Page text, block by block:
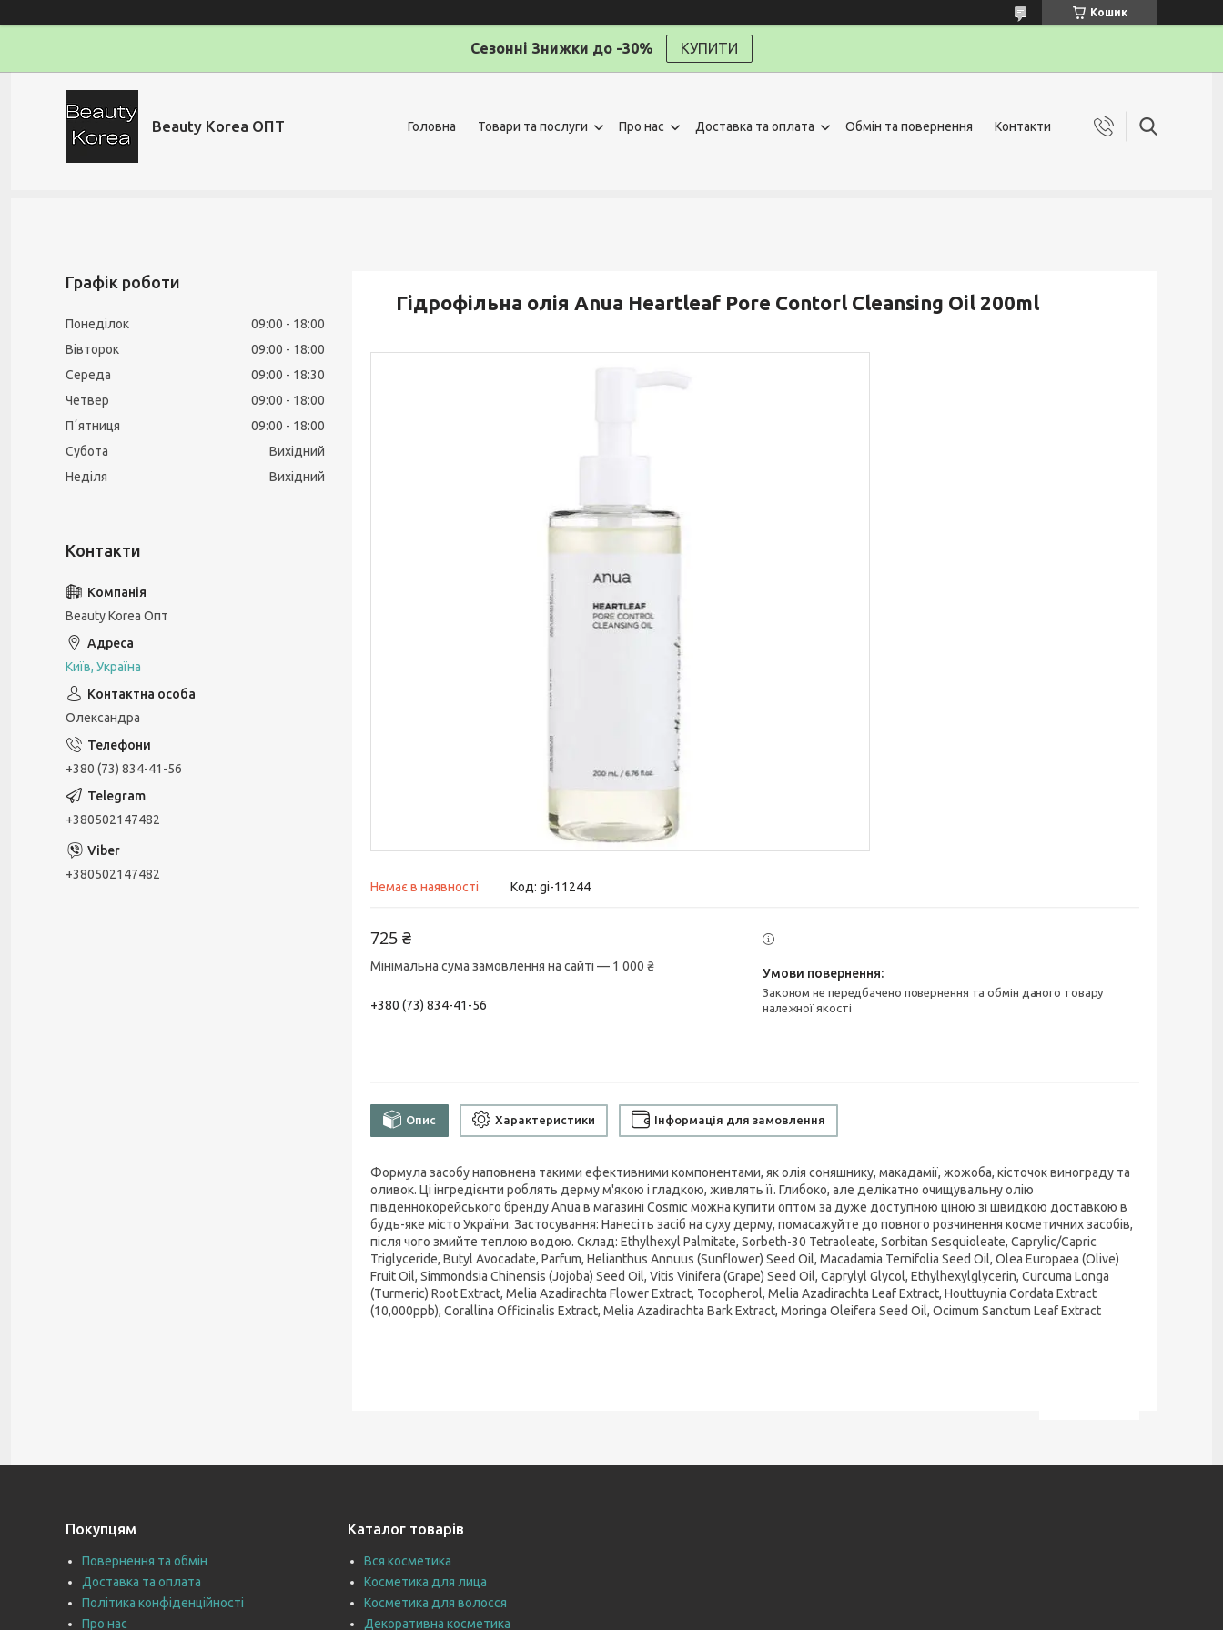
Кошик
Сезонні Знижки до -30% КУПИТИ
Beauty Korea ОПТ Головна Товари та послуги Про нас Доставка та оплата Обмін та повернення Контакти
Гідрофільна олія Anua Heartleaf Pore Contorl Cleansing Oil 200ml
Немає в наявності Код: gi-11244
725 ₴
Мінімальна сума замовлення на сайті — 1 000 ₴
+380 (73) 834-41-56
Законом не передбачено повернення та обмін даного товару
належної якості
Опис Характеристики Інформація для замовлення
Формула засобу наповнена такими ефективними компонентами, як олія соняшнику, макадамії, жожоба, кісточок винограду та
оливок. Ці інгредієнти роблять дерму м'якою і гладкою, живлять її. Глибоко, але делікатно очищувальну олію
південнокорейського бренду Anua в магазині Cosmic можна купити оптом за дуже доступною ціною зі швидкою доставкою в
будь-яке місто України. Застосування: Нанесіть засіб на суху дерму, помасажуйте до повного розчинення косметичних засобів,
після чого змийте теплою водою. Склад: Ethylhexyl Palmitate, Sorbeth-30 Tetraoleate, Sorbitan Sesquioleate, Caprylic/Capric
Triglyceride, Butyl Avocadate, Parfum, Helianthus Annuus (Sunflower) Seed Oil, Macadamia Ternifolia Seed Oil, Olea Europaea (Olive)
Fruit Oil, Simmondsia Chinensis (Jojoba) Seed Oil, Vitis Vinifera (Grape) Seed Oil, Caprylyl Glycol, Ethylhexylglycerin, Curcuma Longa
(Turmeric) Root Extract, Melia Azadirachta Flower Extract, Tocopherol, Melia Azadirachta Leaf Extract, Houttuynia Cordata Extract
(10,000ppb), Corallina Officinalis Extract, Melia Azadirachta Bark Extract, Moringa Oleifera Seed Oil, Ocimum Sanctum Leaf Extract
Графік роботи
Понеділок 09:00
18:00
Вівторок
09:00
18:00
Середа
09:00
18:30
Четвер
09:00
18:00
Пʼятниця
09:00
18:00
Субота
Вихідний
Неділя
Вихідний
Beauty Korea Опт
Київ, Україна
Олександра
+380 (73) 834-41-56
+380502147482
+380502147482
Покупцям
Повернення та обмін
Доставка та оплата
Політика конфіденційності
Про нас
Каталог товарів
Вся косметика
Косметика для лица
Косметика для волосся
Декоративна косметика